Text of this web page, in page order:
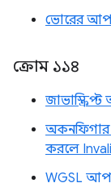
ভোরের
ক্রোম ১১৪
অকনফিগার
করলে
WGSL